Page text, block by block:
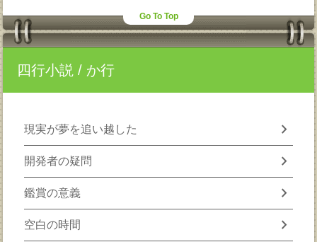
Go To Top
四行小説 / か行
現実が夢を追い越した chevron_right
開発者の疑問 chevron_right
鑑賞の意義 chevron_right
空白の時間 chevron_right